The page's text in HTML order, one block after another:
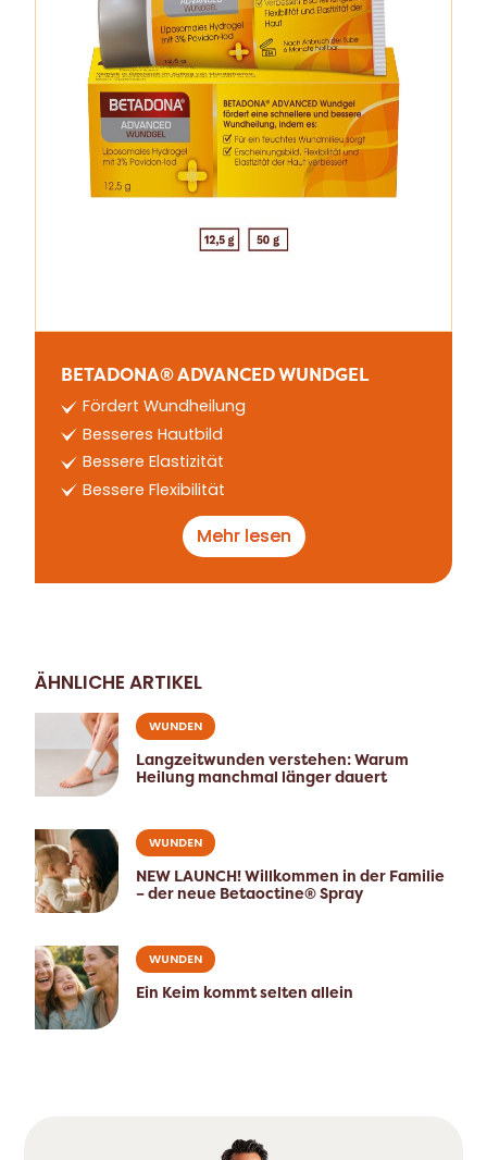
ÄHNLICHE ARTIKEL
WUNDEN
Langzeitwunden verstehen: Warum
Heilung manchmal länger dauert
WUNDEN
NEW LAUNCH! Willkommen in der Familie
– der neue Betaoctine® Spray
WUNDEN
Ein Keim kommt selten allein
BETADONA® ADVANCED WUNDGEL
Fördert Wundheilung
Besseres Hautbild
Bessere Elastizität
Bessere Flexibilität
Mehr lesen